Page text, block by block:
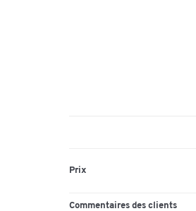
Prix
Commentaires des clients